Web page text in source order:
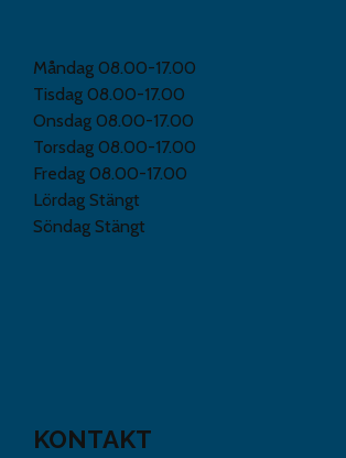
Måndag 08.00-17.00
Tisdag 08.00-17.00
Onsdag 08.00-17.00
Torsdag 08.00-17.00
Fredag 08.00-17.00
Lördag Stängt
Söndag Stängt
KONTAKT